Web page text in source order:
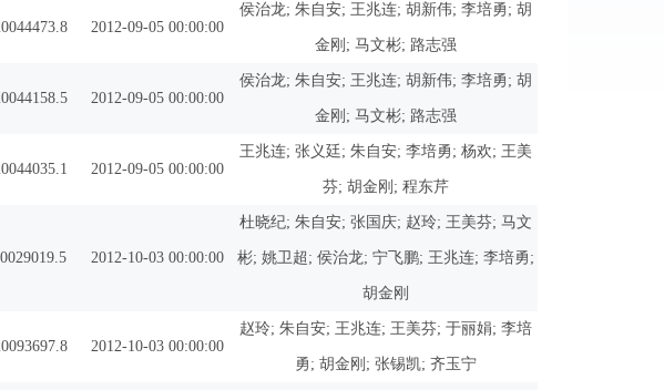
2012-09-05 00:00:00
侯治龙; 朱自安; 王兆连; 胡新伟; 李培勇; 胡
金刚; 马文彬; 路志强
2012-09-05 00:00:00
侯治龙; 朱自安; 王兆连; 胡新伟; 李培勇; 胡
金刚; 马文彬; 路志强
2012-09-05 00:00:00
王兆连; 张义廷; 朱自安; 李培勇; 杨欢; 王美
芬; 胡金刚; 程东芹
2012-10-03 00:00:00
杜晓纪; 朱自安; 张国庆; 赵玲; 王美芬; 马文
彬; 姚卫超; 侯治龙; 宁飞鹏; 王兆连; 李培勇;
胡金刚
2012-10-03 00:00:00
赵玲; 朱自安; 王兆连; 王美芬; 于丽娟; 李培
勇; 胡金刚; 张锡凯; 齐玉宁